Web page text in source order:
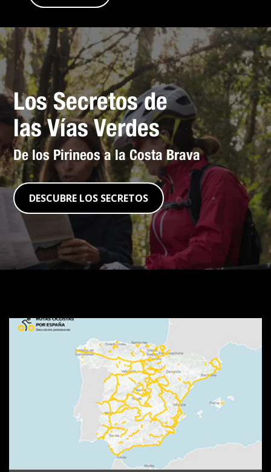
Los Secretos de
las Vías Verdes
De los Pirineos a la Costa Brava
DESCUBRE LOS SECRETOS
Visor